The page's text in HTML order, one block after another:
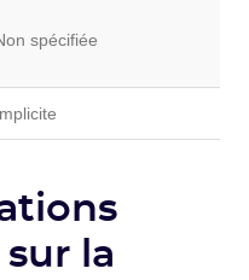
spécifiée
la